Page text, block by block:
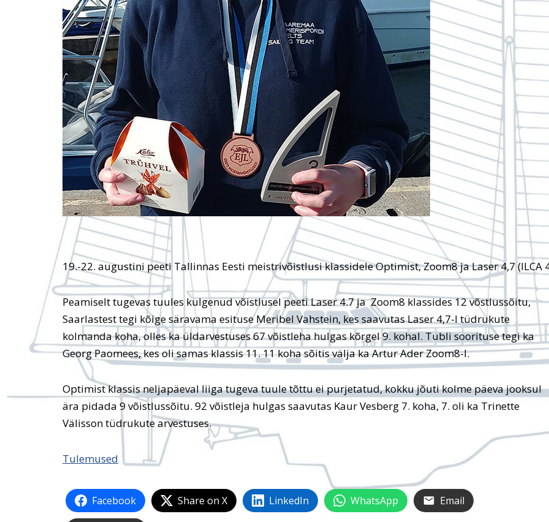
19.-22. augustini peeti Tallinnas Eesti meistrivõistlusi klassidele Optimist, Zoom8 ja Laser 4,7 (ILCA
Peamiselt tugevas tuules kulgenud võistlusel peeti Laser 4.7 ja Zoom8 klassides 12 võstlussõitu,
Saarlastest tegi kõige säravama esituse Meribel Vahstein, kes saavutas Laser 4,7-l tüdrukute
kolmanda koha, olles ka üldarvestuses 67 võistleha hulgas kõrgel 9. kohal. Tubli soorituse tegi ka
Georg Paomees, kes oli samas klassis 11. 11 koha sõitis välja ka Artur Ader Zoom8-l.
Optimist klassis neljapäeval liiga tugeva tuule tõttu ei purjetatud, kokku jõuti kolme päeva jooksul
ära pidada 9 võistlussõitu. 92 võistleja hulgas saavutas Kaur Vesberg 7. koha, 7. oli ka Trinette
Välisson tüdrukute arvestuses.
Tulemused
Facebook Share on X LinkedIn WhatsApp Email